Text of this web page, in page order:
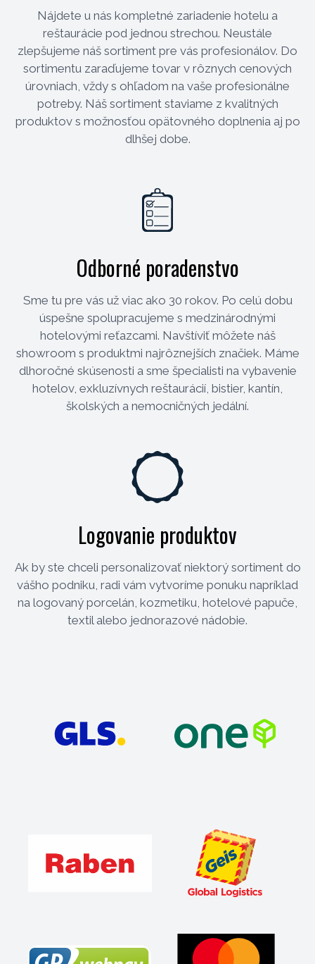
Nájdete u nás kompletné zariadenie hotelu a
reštaurácie pod jednou strechou. Neustále
zlepšujeme náš sortiment pre vás profesionálov. Do
sortimentu zaraďujeme tovar v rôznych cenových
úrovniach, vždy s ohľadom na vaše profesionálne
potreby. Náš sortiment staviame z kvalitných
produktov s možnosťou opätovného doplnenia aj po
dlhšej dobe.
Odborné poradenstvo
Sme tu pre vás už viac ako 30 rokov. Po celú dobu
úspešne spolupracujeme s medzinárodnými
hotelovými reťazcami. Navštíviť môžete náš
showroom s produktmi najrôznejších značiek. Máme
dlhoročné skúsenosti a sme špecialisti na vybavenie
hotelov, exkluzívnych reštaurácií, bistier, kantín,
školských a nemocničných jedální.
Logovanie produktov
Ak by ste chceli personalizovať niektorý sortiment do
vášho podniku, radi vám vytvoríme ponuku napríklad
na logovaný porcelán, kozmetiku, hotelové papuče,
textil alebo jednorazové nádobie.